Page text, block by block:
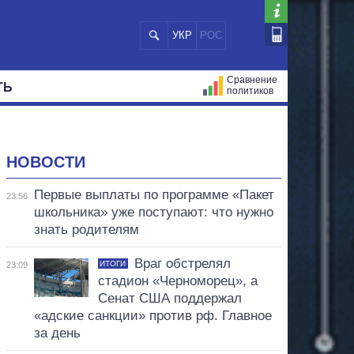
УКР РОС
Сравнение
политиков
НОВОСТИ
23:56
Первые выплаты по программе «Пакет
школьника» уже поступают: что нужно
знать родителям
23:09 ИТОГИ
Враг обстрелял
стадион «Черноморец», а
Сенат США поддержал
«адские санкции» против рф. Главное
за день